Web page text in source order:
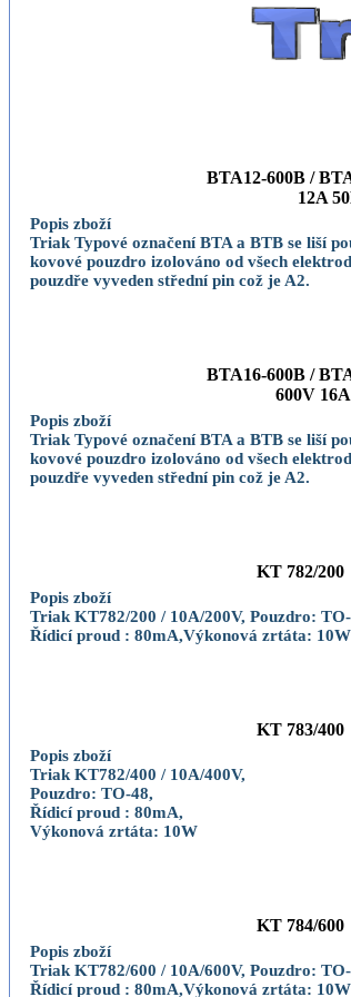
BTA12-600B /
12A
Popis zboží
Triak Typové označení BTA a BTB se liší
kovové pouzdro izolováno od všech
pouzdře vyveden střední pin což je A2.
BTA16-600B /
600V
Popis zboží
Triak Typové označení BTA a BTB se liší
kovové pouzdro izolováno od všech
pouzdře vyveden střední pin což je A2.
KT 782/200
Popis zboží
Triak KT782/200 / 10A/200V, Pouzdro:
Řídicí proud : 80mA,Výkonová zrtáta: 10W
KT 783/400
Popis zboží
Triak KT782/400 / 10A/400V,
Pouzdro: TO-48,
Řídicí proud : 80mA,
Výkonová zrtáta: 10W
KT 784/600
Popis zboží
Triak KT782/600 / 10A/600V, Pouzdro:
Řídicí proud : 80mA,Výkonová zrtáta: 10W